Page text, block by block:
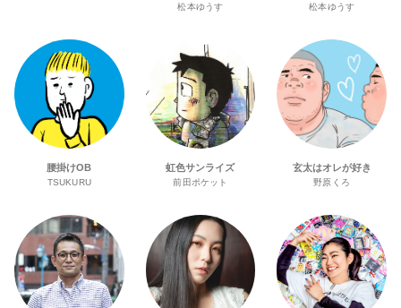
松本ゆうす 松本ゆうす
腰掛けOB
TSUKURU
虹色サンライズ
前田ポケット
玄太はオレが好き
野原くろ